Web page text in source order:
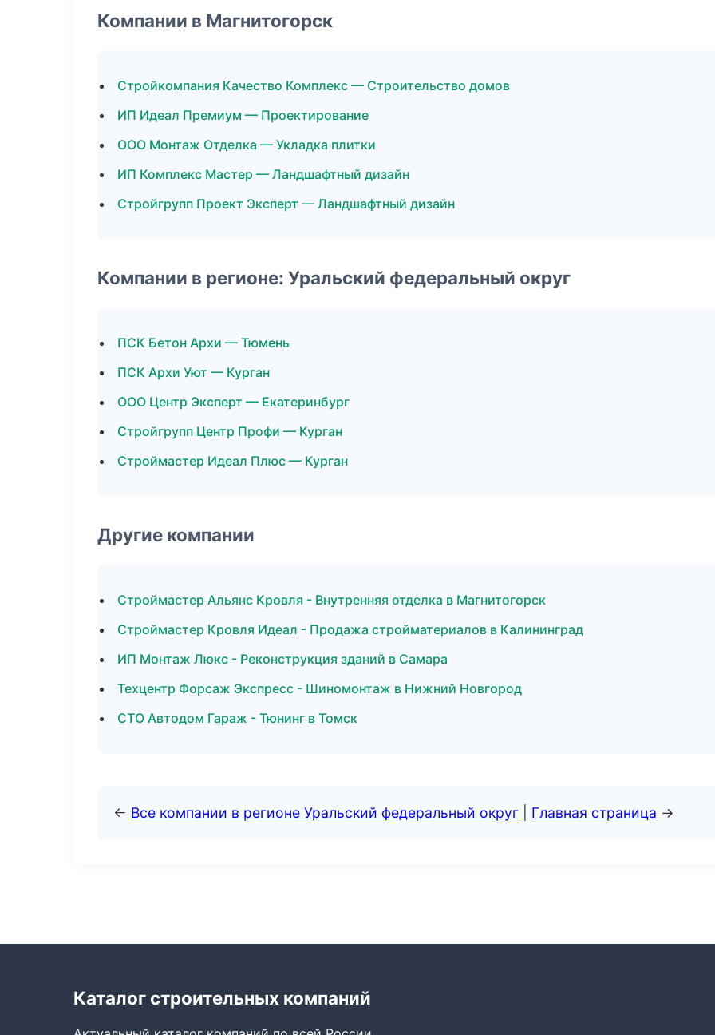
Компании в Магнитогорск
Стройкомпания Качество Комплекс — Строительство домов
ИП Идеал Премиум — Проектирование
ООО Монтаж Отделка — Укладка плитки
ИП Комплекс Мастер — Ландшафтный дизайн
Стройгрупп Проект Эксперт — Ландшафтный дизайн
Компании в регионе: Уральский федеральный округ
ПСК Бетон Архи — Тюмень
ПСК Архи Уют — Курган
ООО Центр Эксперт — Екатеринбург
Стройгрупп Центр Профи — Курган
Строймастер Идеал Плюс — Курган
Другие компании
Строймастер Альянс Кровля - Внутренняя отделка в Магнитогорск
Строймастер Кровля Идеал - Продажа стройматериалов в Калининград
ИП Монтаж Люкс - Реконструкция зданий в Самара
Техцентр Форсаж Экспресс - Шиномонтаж в Нижний Новгород
СТО Автодом Гараж - Тюнинг в Томск
← Все компании в регионе Уральский федеральный округ Главная страница →
Каталог строительных компаний